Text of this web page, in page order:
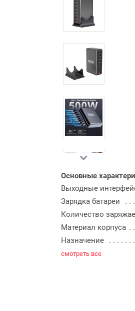
Основные
Выходные
Зарядка батареи
Количество
Материал корпуса
Назначение
смотреть все